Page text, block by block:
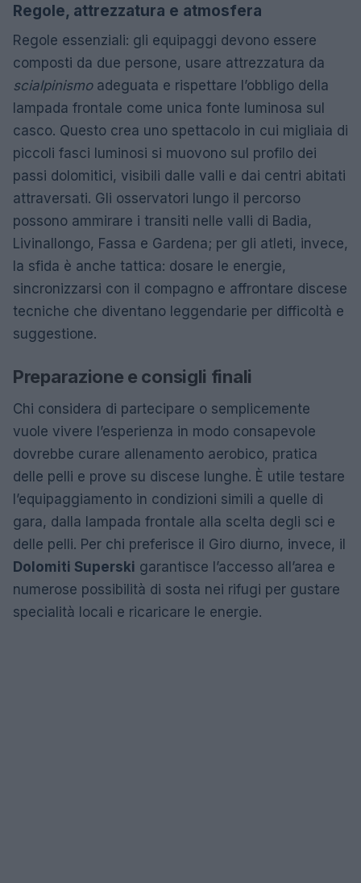
Regole, attrezzatura e atmosfera
Regole essenziali: gli equipaggi devono essere
composti da due persone, usare attrezzatura da
scialpinismoadeguata e rispettare l’obbligo della
lampada frontale come unica fonte luminosa sul
casco. Questo crea uno spettacolo in cui migliaia di
piccoli fasci luminosi si muovono sul profilo dei
passi dolomitici, visibili dalle valli e dai centri abitati
attraversati. Gli osservatori lungo il percorso
possono ammirare i transiti nelle valli di Badia,
Livinallongo, Fassa e Gardena; per gli atleti, invece,
la sfida è anche tattica: dosare le energie,
sincronizzarsi con il compagno e affrontare discese
tecniche che diventano leggendarie per difficoltà e
suggestione.
Preparazione e consigli finali
Chi considera di partecipare o semplicemente
vuole vivere l’esperienza in modo consapevole
dovrebbe curare allenamento aerobico, pratica
delle pelli e prove su discese lunghe. È utile testare
l’equipaggiamento in condizioni simili a quelle di
gara, dalla lampada frontale alla scelta degli sci e
delle pelli. Per chi preferisce il Giro diurno, invece, il
Dolomiti Superski garantisce l’accesso all’area e
numerose possibilità di sosta nei rifugi per gustare
specialità locali e ricaricare le energie.